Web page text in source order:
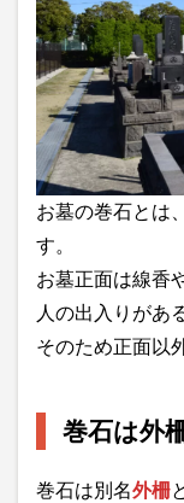
お墓の巻石とは
す。
お墓正面は線香
人の出入りがあ
そのため正面以
巻石は外
巻石は別名外柵